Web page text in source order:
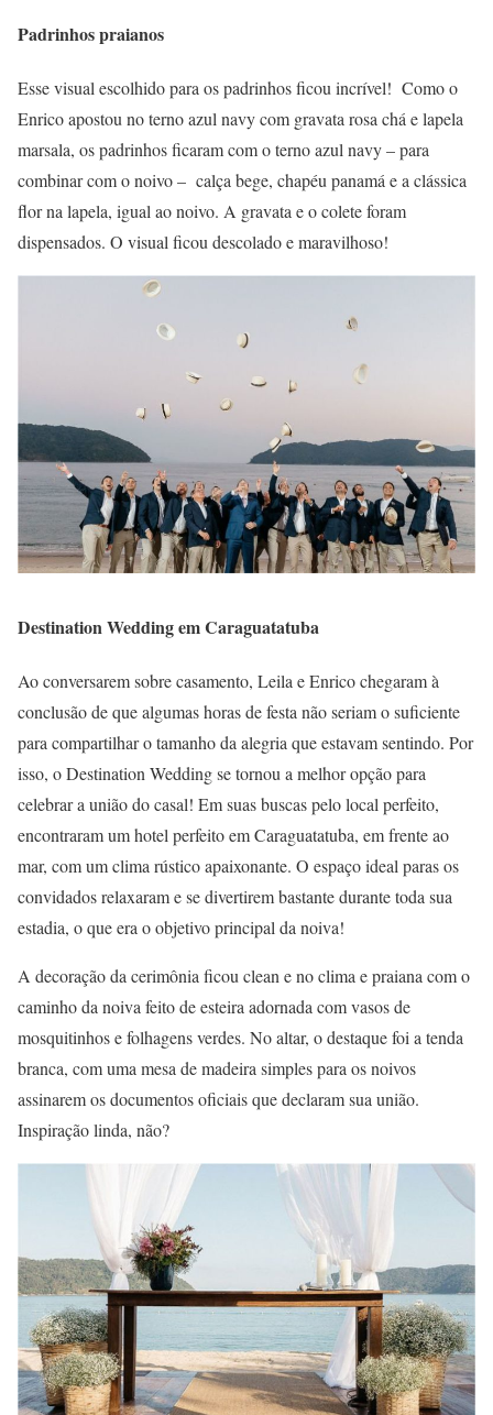
Padrinhos praianos
Esse visual escolhido para os padrinhos ficou incrível! Como o
Enrico apostou no terno azul navy com gravata rosa chá e lapela
marsala, os padrinhos ficaram com o terno azul navy – para
combinar com o noivo – calça bege, chapéu panamá e a clássica
flor na lapela, igual ao noivo. A gravata e o colete foram
dispensados. O visual ficou descolado e maravilhoso!
Destination Wedding em Caraguatatuba
Ao conversarem sobre casamento, Leila e Enrico chegaram à
conclusão de que algumas horas de festa não seriam o suficiente
para compartilhar o tamanho da alegria que estavam sentindo. Por
isso, o Destination Wedding se tornou a melhor opção para
celebrar a união do casal! Em suas buscas pelo local perfeito,
encontraram um hotel perfeito em Caraguatatuba, em frente ao
mar, com um clima rústico apaixonante. O espaço ideal paras os
convidados relaxaram e se divertirem bastante durante toda sua
estadia, o que era o objetivo principal da noiva!
A decoração da cerimônia ficou clean e no clima e praiana com o
caminho da noiva feito de esteira adornada com vasos de
mosquitinhos e folhagens verdes. No altar, o destaque foi a tenda
branca, com uma mesa de madeira simples para os noivos
assinarem os documentos oficiais que declaram sua união.
Inspiração linda, não?